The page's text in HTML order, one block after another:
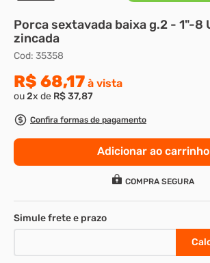
Porca sextavada baixa g.2 - 1"-8
zincada
Cod: 35358
R$ 68,17 à vista
ou2x de R$37,87
Confira formas de pagamento
Adicionar ao carrinho
COMPRA SEGURA
4 º
parafuso sextavado
5º
cupilha
6º
parafuso allen 5
7º
sextavado
8º
presto
parafuso allen cabeça